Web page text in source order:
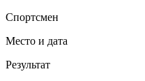
Спортсмен
Место и дата
Результат